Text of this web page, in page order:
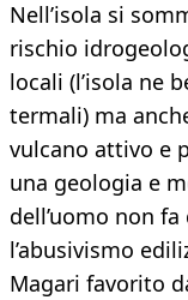
Nell’isola si
rischio
locali (l’isola ne
termali) ma
vulcano attivo e
una geologia e
dell’uomo non
l’abusivismo
Magari favorito